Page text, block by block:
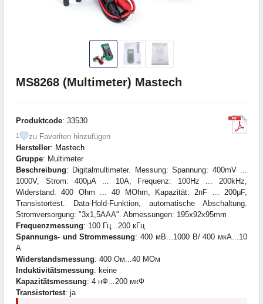
MS8268 (Multimeter) Mastech
Produktcode: 33530
1
zu Favoriten hinzufügen
Hersteller: Mastech
Gruppe: Multimeter
Beschreibung: Digitalmultimeter. Messung: Spannung: 400mV ...
1000V, Strom: 400μA ... 10A, Frequenz: 100Hz ... 200kHz,
Widerstand: 400 Ohm ... 40 MOhm, Kapazität: 2nF ... 200μF,
Transistortest. Data-Hold-Funktion, automatische Abschaltung.
Stromversorgung: "3x1,5AAA". Abmessungen: 195x92x95mm
Frequenzmessung: 100 Гц...200 кГц
Spannungs- und Strommessung: 400 мВ...1000 В/ 400 мкА...10
А
Widerstandsmessung: 400 Ом...40 МОм
Induktivitätsmessung: keine
Kapazitätsmessung: 4 нФ...200 мкФ
Transistortest: ja